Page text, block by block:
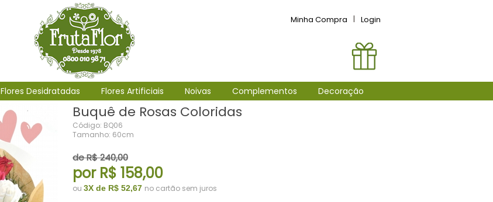
Login
|
Minha Compra
Flores Desidratadas Flores Artificiais Noivas Complementos Decoração
Buquê de Rosas Coloridas
Código: BQ06
Tamanho: 60cm
de R$ 240,00
por R$ 158,00
ou 3X de R$ 52,67 no cartão sem juros